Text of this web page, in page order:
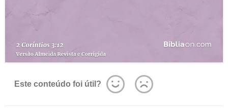
Este conteúdo foi útil?